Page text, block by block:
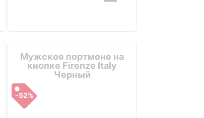
Мужское портмоне на
кнопке Firenze Italy
Черный
-52%